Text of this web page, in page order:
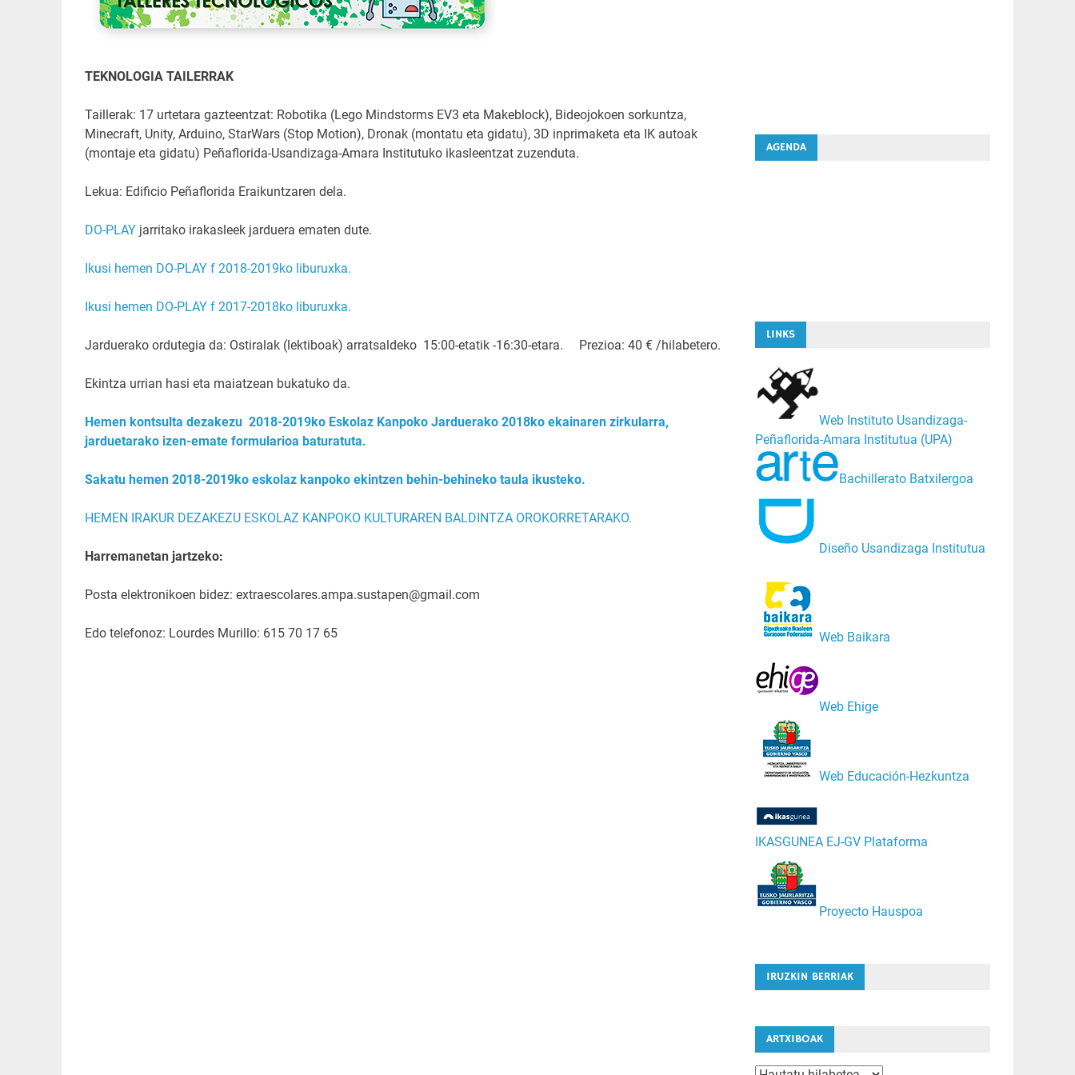
TEKNOLOGIA TAILERRAK
Taillerak: 17 urtetara gazteentzat: Robotika (Lego Mindstorms EV3 eta Makeblock), Bideojokoen sorkuntza,
Minecraft, Unity, Arduino, StarWars (Stop Motion), Dronak (montatu eta gidatu), 3D inprimaketa eta IK autoak
(montaje eta gidatu) Peñaflorida-Usandizaga-Amara Institutuko ikasleentzat zuzenduta.
Lekua: Edificio Peñaflorida Eraikuntzaren dela.
DO-PLAYjarritako irakasleek jarduera ematen dute.
Ikusi hemen DO-PLAY f 2018-2019ko liburuxka.
Ikusi hemen DO-PLAY f 2017-2018ko liburuxka.
Jarduerako ordutegia da: Ostiralak (lektiboak) arratsaldeko 15:00-etatik -16:30-etara. Prezioa: 40 € /hilabetero.
Ekintza urrian hasi eta maiatzean bukatuko da.
Hemen kontsulta dezakezu 2018-2019ko Eskolaz Kanpoko Jarduerako 2018ko ekainaren zirkularra,
jarduetarako izen-emate formularioa baturatuta.
Sakatu hemen 2018-2019ko eskolaz kanpoko ekintzen behin-behineko taula ikusteko.
HEMEN IRAKUR DEZAKEZU ESKOLAZ KANPOKO KULTURAREN BALDINTZA OROKORRETARAKO.
Harremanetan jartzeko:
Posta elektronikoen bidez: extraescolares.ampa.sustapen@gmail.com
Edo telefonoz: Lourdes Murillo: 615 70 17 65
AGENDA
LINKS
Web Instituto Usandizaga-
Peñaflorida-Amara Institutua (UPA)
Bachillerato Batxilergoa
Diseño Usandizaga Institutua
Web Baikara
Web Ehige
Web Educación-Hezkuntza
IKASGUNEA EJ-GV Plataforma
Proyecto Hauspoa
IRUZKIN BERRIAK
ARTXIBOAK